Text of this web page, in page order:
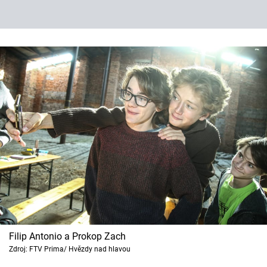
Filip Antonio a Prokop Zach
Zdroj: FTV Prima/ Hvězdy nad hlavou